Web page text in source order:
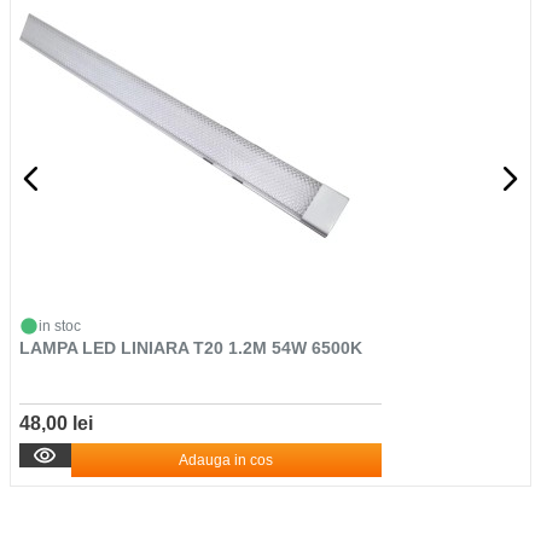
in stoc
LAMPA LED LINIARA T20 1.2M 54W 6500K
48,00 lei
Adauga in cos